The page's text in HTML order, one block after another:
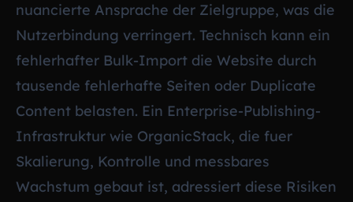
nuancierte Ansprache der Zielgruppe, was die
Nutzerbindung verringert. Technisch kann ein
fehlerhafter Bulk-Import die Website durch
tausende fehlerhafte Seiten oder Duplicate
Content belasten. Ein Enterprise-Publishing-
Infrastruktur wie OrganicStack, die fuer
Skalierung, Kontrolle und messbares
Wachstum gebaut ist, adressiert diese Risiken